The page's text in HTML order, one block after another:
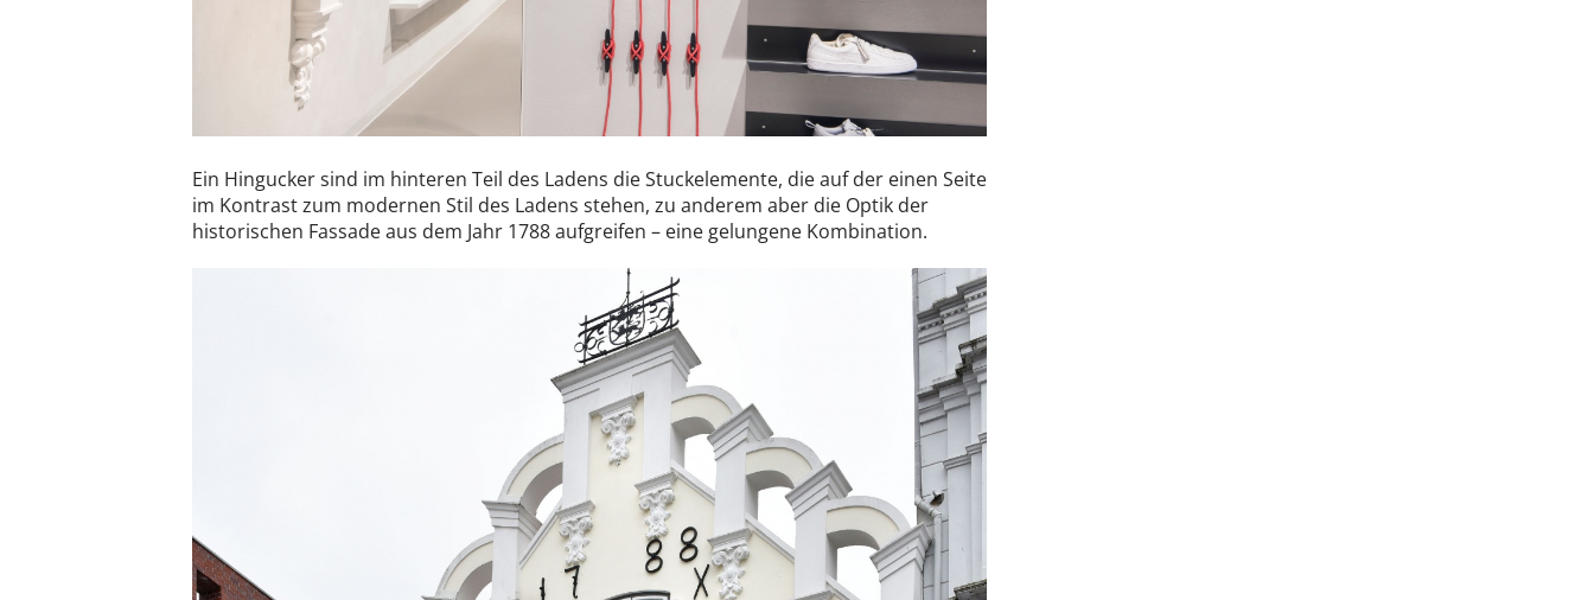
Ein Hingucker sind im hinteren Teil des Ladens die Stuckelemente, die auf der einen Seite
im Kontrast zum modernen Stil des Ladens stehen, zu anderem aber die Optik der
historischen Fassade aus dem Jahr 1788 aufgreifen – eine gelungene Kombination.